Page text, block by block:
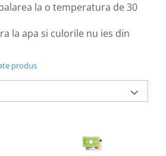
la o temperatura de 30
la apa si culorile nu ies din
produs